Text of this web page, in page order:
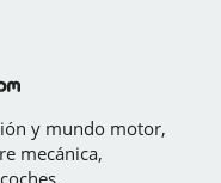
y mundo motor,
mecánica,